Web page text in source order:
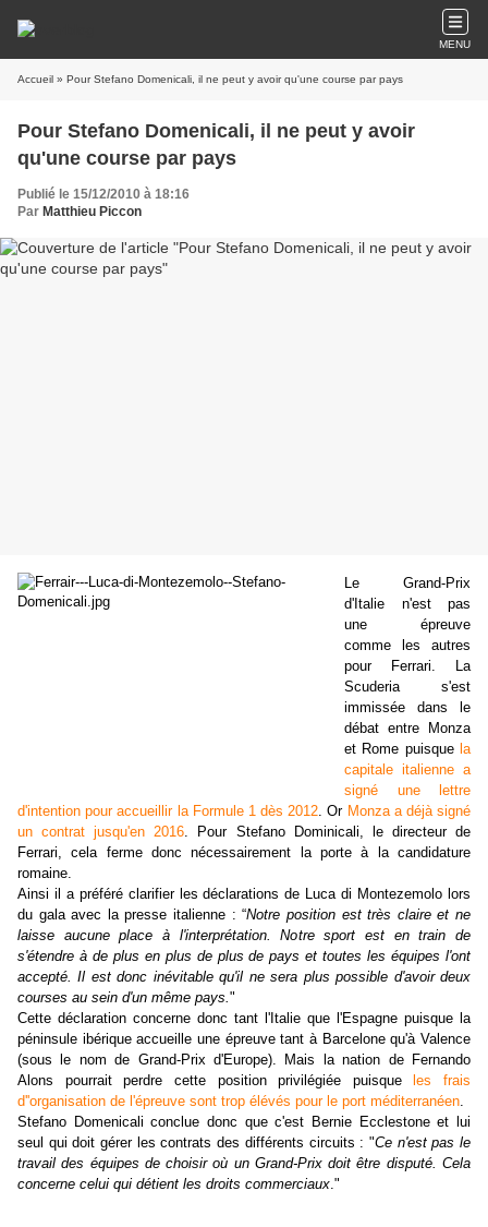
MENU
Accueil » Pour Stefano Domenicali, il ne peut y avoir qu'une course par pays
Pour Stefano Domenicali, il ne peut y avoir
qu'une course par pays
Publié le 15/12/2010 à 18:16
Par Matthieu Piccon
Le Grand-Prix
d'Italie n'est pas
une épreuve
comme les autres
pour Ferrari. La
Scuderia s'est
immissée dans le
débat entre Monza
et Rome puisque la
capitale italienne a
signé une lettre
d'intention pour accueillir la Formule 1 dès 2012. Or Monza a déjà signé
un contrat jusqu'en 2016. Pour Stefano Dominicali, le directeur de
Ferrari, cela ferme donc nécessairement la porte à la candidature
romaine.
Ainsi il a préféré clarifier les déclarations de Luca di Montezemolo lors
du gala avec la presse italienne : “Notre position est très claire et ne
laisse aucune place à l'interprétation. Notre sport est en train de
s'étendre à de plus en plus de plus de pays et toutes les équipes l'ont
accepté. Il est donc inévitable qu'il ne sera plus possible d'avoir deux
courses au sein d'un même pays."
Cette déclaration concerne donc tant l'Italie que l'Espagne puisque la
péninsule ibérique accueille une épreuve tant à Barcelone qu'à Valence
(sous le nom de Grand-Prix d'Europe). Mais la nation de Fernando
Alons pourrait perdre cette position privilégiée puisque
les frais
d''organisation de l'épreuve sont trop élévés pour le port méditerranéen.
Stefano Domenicali conclue donc que c'est Bernie Ecclestone et lui
seul qui doit gérer les contrats des différents circuits : "Ce n'est pas le
travail des équipes de choisir où un Grand-Prix doit être disputé. Cela
concerne celui qui détient les droits commerciaux."